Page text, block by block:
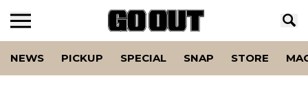
NEWS PICKUP SPECIAL SNAP STORE